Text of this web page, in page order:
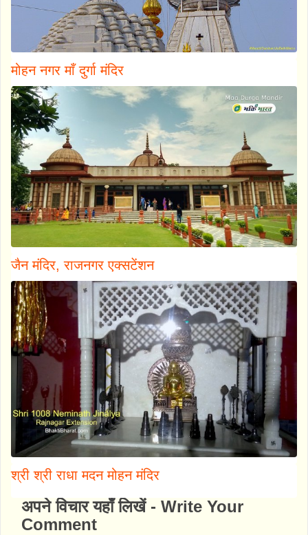
मोहन नगर माँ दुर्गा मंदिर
जैन मंदिर, राजनगर एक्सटेंशन
श्री श्री राधा मदन मोहन मंदिर
अपने विचार यहाँ लिखें - Write Your
Comment